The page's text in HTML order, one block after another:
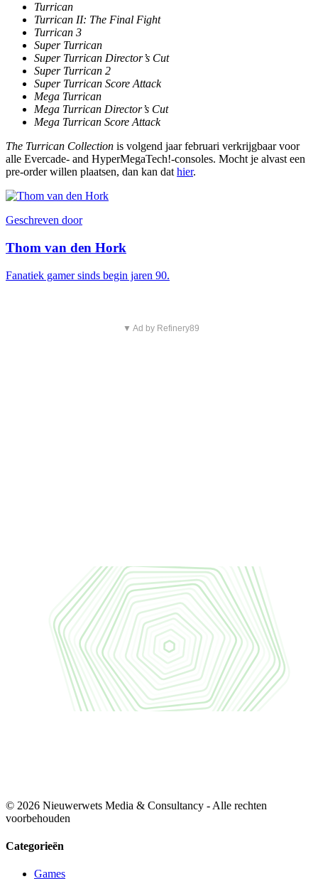
Turrican
Turrican II: The Final Fight
Turrican 3
Super Turrican
Super Turrican Director’s Cut
Super Turrican 2
Super Turrican Score Attack
Mega Turrican
Mega Turrican Director’s Cut
Mega Turrican Score Attack
The Turrican Collection is volgend jaar februari verkrijgbaar voor
alle Evercade- and HyperMegaTech!-consoles. Mocht je alvast een
pre-order willen plaatsen, dan kan dat hier.
Geschreven door
Thom van den Hork
Fanatiek gamer sinds begin jaren 90.
▼ Ad by Refinery89
© 2026 Nieuwerwets Media & Consultancy - Alle rechten
voorbehouden
Categorieën
Games